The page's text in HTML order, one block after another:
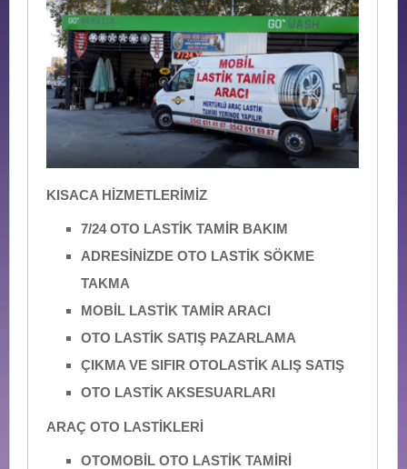
KISACA HİZMETLERİMİZ
7/24 OTO LASTİK TAMİR BAKIM
ADRESİNİZDE OTO LASTİK SÖKME
TAKMA
MOBİL LASTİK TAMİR ARACI
OTO LASTİK SATIŞ PAZARLAMA
ÇIKMA VE SIFIR OTOLASTİK ALIŞ SATIŞ
OTO LASTİK AKSESUARLARI
ARAÇ OTO LASTİKLERİ
OTOMOBİL OTO LASTİK TAMİRİ